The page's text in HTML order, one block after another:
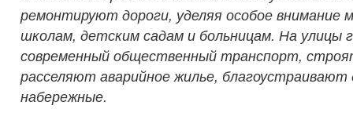
ремонтируют дороги, уделяя особое внимание
школам, детским садам и больницам. На улицы
современный общественный транспорт,
расселяют аварийное жилье, благоустраивают
набережные.